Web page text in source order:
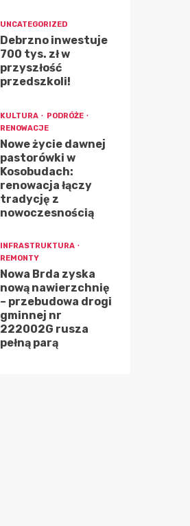
UNCATEGORIZED
Debrzno inwestuje
700 tys. zł w
przyszłość
przedszkoli!
KULTURA
PODRÓŻE
RENOWACJE
Nowe życie dawnej
pastorówki w
Kosobudach:
renowacja łączy
tradycję z
nowoczesnością
INFRASTRUKTURA
REMONTY
Nowa Brda zyska
nową nawierzchnię
– przebudowa drogi
gminnej nr
222002G rusza
pełną parą